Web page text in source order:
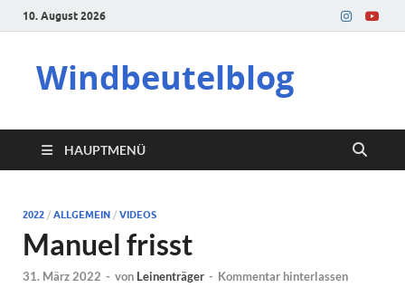
10. August 2026
Windbeutelblog
HAUPTMENÜ
2022 / ALLGEMEIN / VIDEOS
Manuel frisst
31. März 2022 - von Leinenträger - Kommentar hinterlassen